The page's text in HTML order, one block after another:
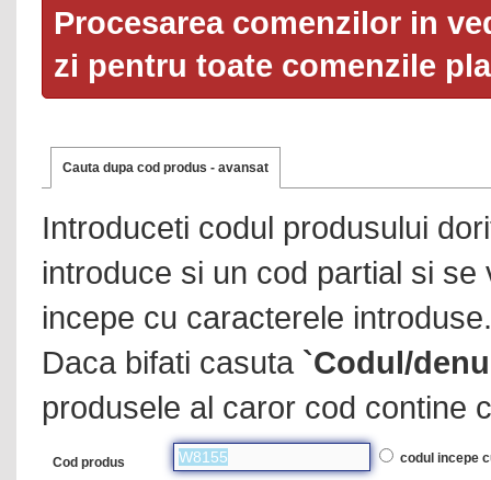
Procesarea comenzilor in
zi pentru toate comenzile
Cauta dupa cod produs - avansat
Introduceti codul produsului
introduce si un cod partial si
incepe cu caracterele introduse.
Daca bifati casuta `Codul/
produsele al caror cod contine
Cod produs codul incepe